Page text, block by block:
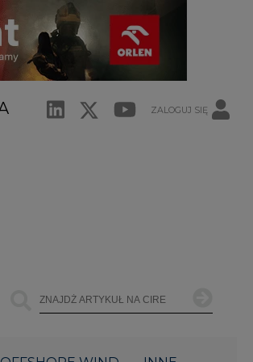
PGE szuka pracowników, zobacz
nowe ogłoszenia